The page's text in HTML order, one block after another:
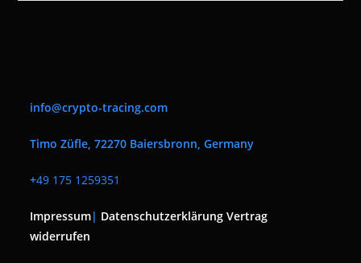
info@crypto-tracing.com
Timo Züfle, 72270 Baiersbronn, Germany
+49 175 1259351
Impressum| Datenschutzerklärung Vertrag
widerrufen